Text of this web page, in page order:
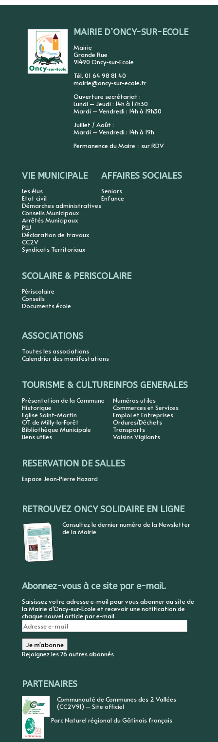
MAIRIE D’ONCY-SUR-ECOLE
Mairie
Grande Rue
91490 Oncy-sur-Ecole
Tél. 01 64 98 81 40
mairie@oncy-sur-ecole.fr
Ouverture secrétariat :
Lundi – Jeudi : 14h à 17h30
Mardi – Vendredi : 14h à 19h30
Juillet / Août :
Mardi – Vendredi : 14h à 19h
Permanence du Maire : sur RDV
VIE MUNICIPALE
Les élus
Etat civil
Démarches administratives
Conseils Municipaux
Arrêtés Municipaux
PLU
Déclaration de travaux
CC2V
Syndicats Territoriaux
AFFAIRES SOCIALES
Seniors
Enfance
SCOLAIRE & PERISCOLAIRE
Périscolaire
Conseils
Documents école
ASSOCIATIONS
Toutes les associations
Calendrier des manifestations
TOURISME & CULTURE
Présentation de la Commune
Historique
Eglise Saint-Martin
OT de Milly-la-Forêt
Bibliothèque Municipale
Liens utiles
INFOS GENERALES
Numéros utiles
Commerces et Services
Emploi et Entreprises
Ordures/Déchets
Transports
Voisins Vigilants
RESERVATION DE SALLES
Espace Jean-Pierre Hazard
RETROUVEZ ONCY SOLIDAIRE EN LIGNE
Consultez le dernier numéro de la Newsletter
de la Mairie
Abonnez-vous à ce site par e-mail.
Saisissez votre adresse e-mail pour vous abonner au site de
la Mairie d'Oncy-sur-Ecole et recevoir une notification de
chaque nouvel article par e-mail.
Adresse
e-
mail
Je m'abonne
Rejoignez les 76 autres abonnés
PARTENAIRES
Communauté de Communes des 2 Vallées
(CC2V91) – Site officiel
Parc Naturel régional du Gâtinais français